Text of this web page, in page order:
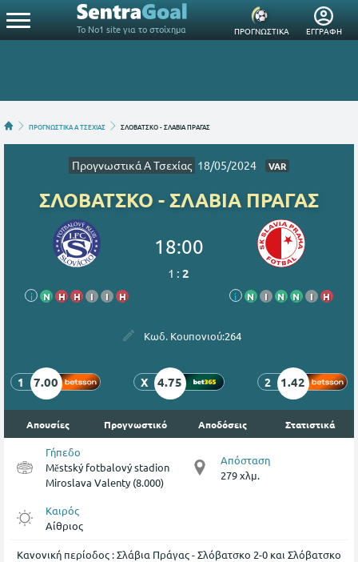
Το Νο1 site για το στοίχημα ΠΡΟΓΝΩΣΤΙΚΑ ΕΓΓΡΑΦΗ
ΠΡΟΓΝΩΣΤΙΚΑ Α ΤΣΕΧΙΑΣ ΣΛΟΒΑΤΣΚΟ - ΣΛΑΒΙΑ ΠΡΑΓΑΣ
Προγνωστικά Α Τσεχίας 18/05/2024 VAR
ΣΛΟΒΑΤΣΚΟ - ΣΛΑΒΙΑ ΠΡΑΓΑΣ
i Ν Η Η Ι Ι Η
18:00
1 :2
i Ν Ι Ν Ν Ι Η
Κωδ. Κουπονιού:264
1 7.00 X 4.75 2 1.42
Απουσίες Προγνωστικό Αποδόσεις Στατιστικά
Γήπεδο
Městský fotbalový stadion
Miroslava Valenty (8.000)
Απόσταση
279 χλμ.
Καιρός
Αίθριος
Κανονική περίοδος : Σλάβια Πράγας - Σλόβατσκο 2-0 και Σλόβατσκο